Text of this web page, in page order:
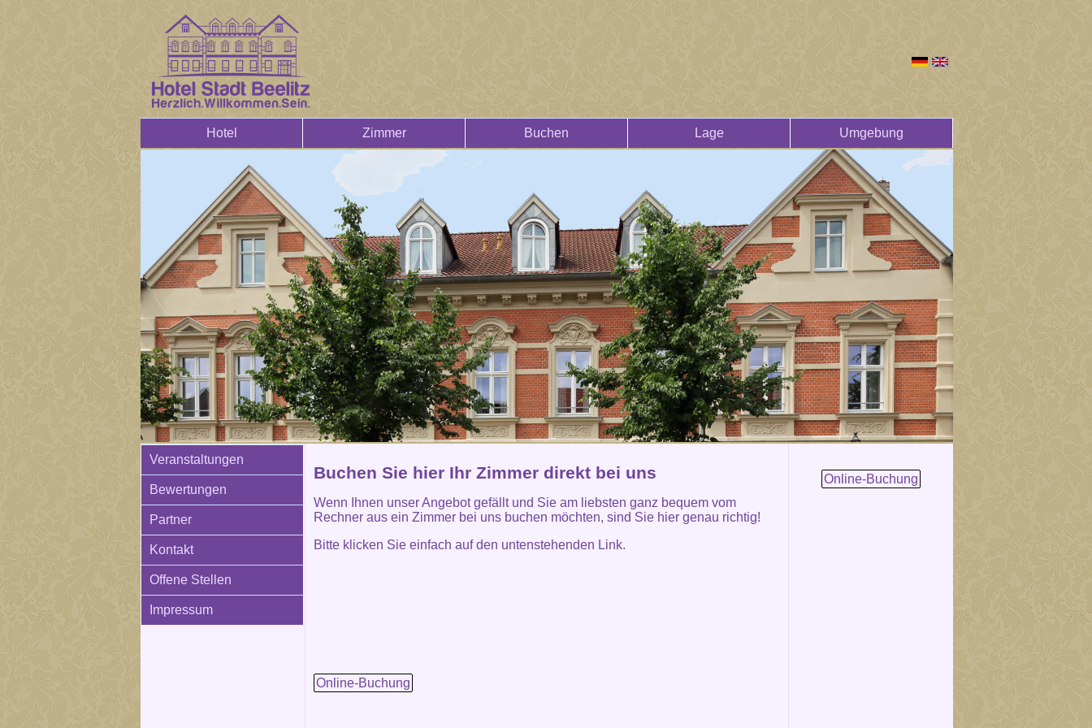
Hotel Zimmer Buchen Lage Umgebung
Veranstaltungen
Bewertungen
Partner
Kontakt
Offene Stellen
Impressum
Buchen Sie hier Ihr Zimmer direkt bei uns
Wenn Ihnen unser Angebot gefällt und Sie am liebsten ganz bequem vom
Rechner aus ein Zimmer bei uns buchen möchten, sind Sie hier genau richtig!
Bitte klicken Sie einfach auf den untenstehenden Link.
Online-Buchung
Online-Buchung